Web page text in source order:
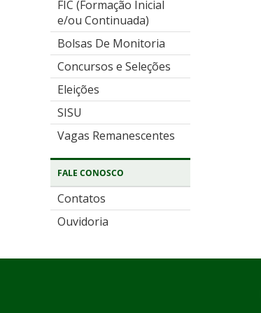
FIC (Formação Inicial
e/ou Continuada)
Bolsas De Monitoria
Concursos e Seleções
Eleições
SISU
Vagas Remanescentes
FALE CONOSCO
Contatos
Ouvidoria